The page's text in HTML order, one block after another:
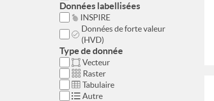
Données labellisées
INSPIRE
Données de forte valeur
(HVD)
Type de donnée
Vecteur
Raster
Tabulaire
Autre